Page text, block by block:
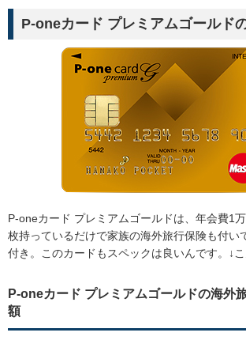
P-oneカード プレミアムゴールド
P-oneカード プレミアムゴールドは、年会費1
枚持っているだけで家族の海外旅行保険も付い
付き。このカードもスペックは良いんです。↓こ
P-oneカード プレミアムゴールドの海外
額